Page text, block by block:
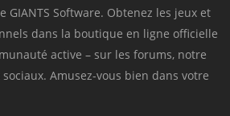
Software. Obtenez les jeux et
dans la boutique en ligne officielle
active – sur les forums, notre
Amusez-vous bien dans votre